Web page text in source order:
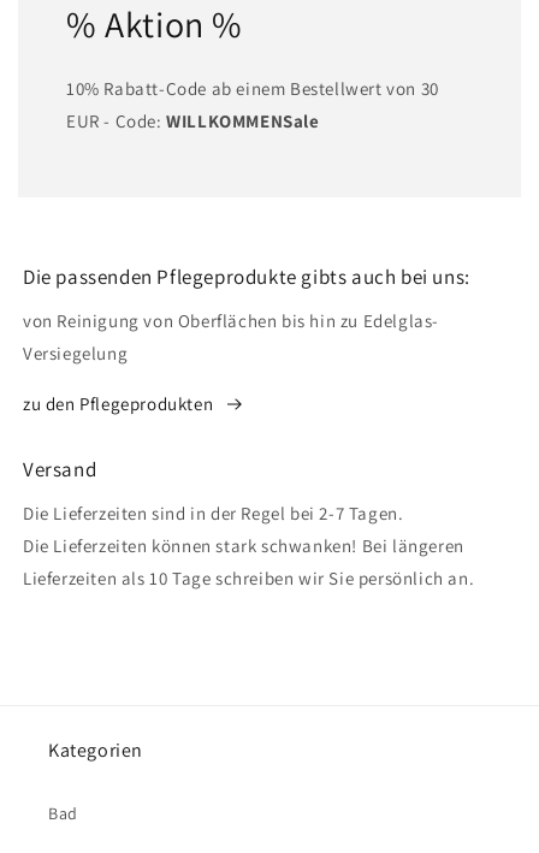
% Aktion %
10% Rabatt-Code ab einem Bestellwert von 30
EUR - Code:WILLKOMMENSale
Die passenden Pflegeprodukte gibts auch bei uns:
von Reinigung von Oberflächen bis hin zu Edelglas-
Versiegelung
zu den Pflegeprodukten
Versand
Die Lieferzeiten sind in der Regel bei 2-7 Tagen.
Die Lieferzeiten können stark schwanken! Bei längeren
Lieferzeiten als 10 Tage schreiben wir Sie persönlich an.
Kategorien
Bad